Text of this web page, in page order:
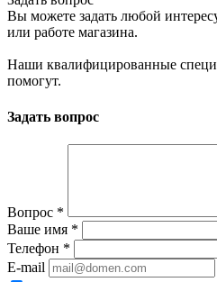
Вы можете задать любой
или работе магазина.
Наши квалифицированные
помогут.
Задать вопрос
Вопрос *
Ваше имя *
Телефон *
E-mail